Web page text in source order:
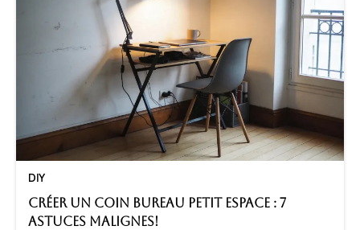
DIY
Créer un coin bureau petit espace : 7
astuces malignes!